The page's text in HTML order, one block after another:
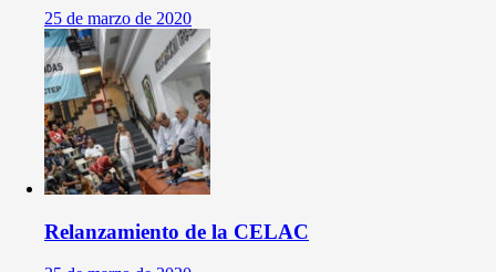
25 de marzo de 2020
Relanzamiento de la CELAC